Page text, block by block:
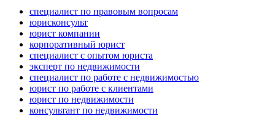
специалист по правовым вопросам
юрисконсульт
юрист компании
корпоративный юрист
специалист с опытом юриста
эксперт по недвижимости
специалист по работе с недвижимостью
юрист по работе с клиентами
юрист по недвижимости
консультант по недвижимости